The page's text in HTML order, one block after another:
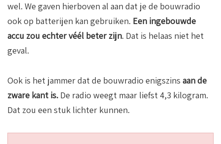
wel. We gaven hierboven al aan dat je de bouwradio
ook op batterijen kan gebruiken. Een ingebouwde
accu zou echter véél beter zijn. Dat is helaas niet het
geval.
Ook is het jammer dat de bouwradio enigszins aan de
zware kant is. De radio weegt maar liefst 4,3 kilogram.
Dat zou een stuk lichter kunnen.